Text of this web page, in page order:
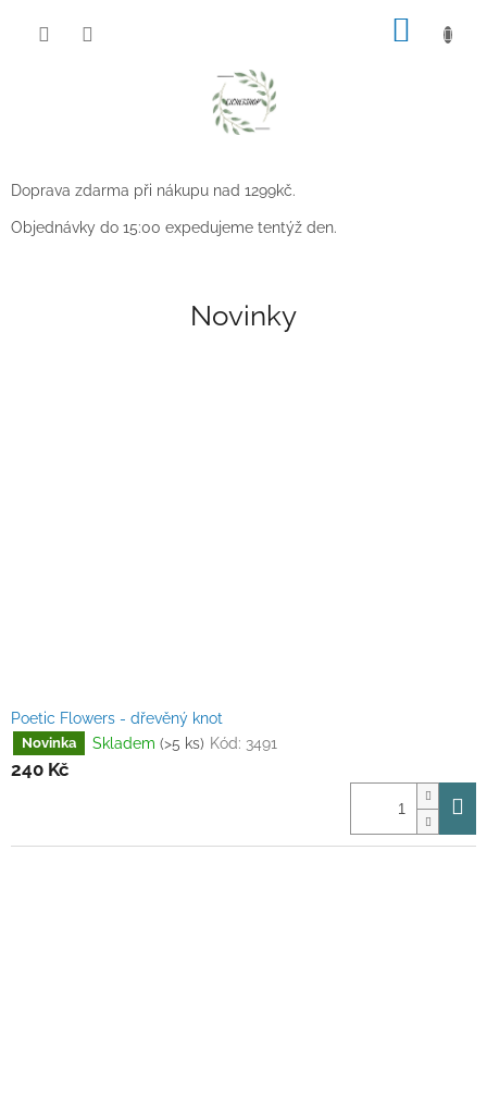
í
t
Doprava zdarma při nákupu nad 1299kč.
Objednávky do 15:00 expedujeme tentýž den.
Novinky
Poetic Flowers - dřevěný knot
Novinka Skladem (>5 ks) Kód: 3491
240 Kč